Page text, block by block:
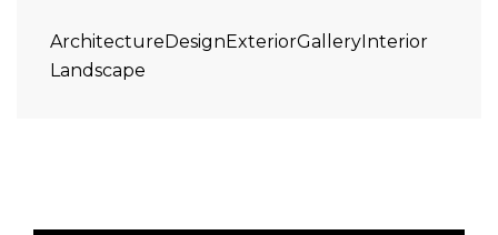
ArchitectureDesignExteriorGalleryInterior
Landscape